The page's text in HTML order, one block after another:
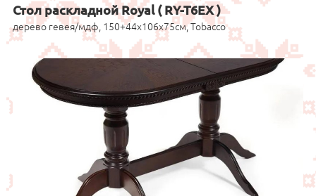
Стол раскладной Royal ( RY-T6EX )
дерево гевея/мдф, 150+44х106х75см, Tobacco